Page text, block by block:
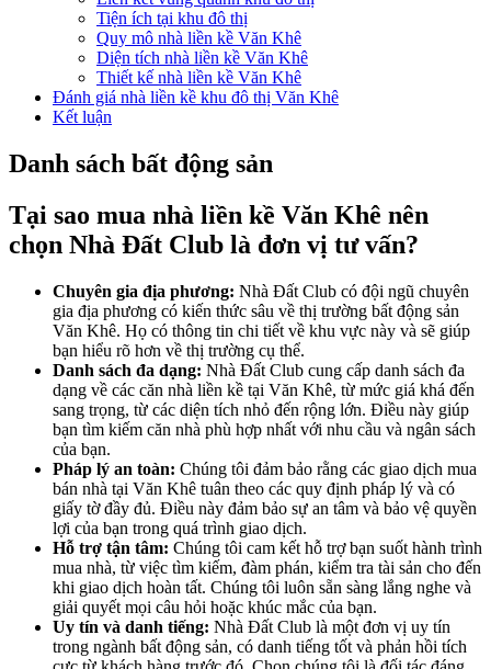
Tiện ích tại khu đô thị
Quy mô nhà liền kề Văn Khê
Diện tích nhà liền kề Văn Khê
Thiết kế nhà liền kề Văn Khê
Đánh giá nhà liền kề khu đô thị Văn Khê
Kết luận
Danh sách bất động sản
Tại sao mua nhà liền kề Văn Khê nên
chọn Nhà Đất Club là đơn vị tư vấn?
Chuyên gia địa phương: Nhà Đất Club có đội ngũ chuyên
gia địa phương có kiến thức sâu về thị trường bất động sản
Văn Khê. Họ có thông tin chi tiết về khu vực này và sẽ giúp
bạn hiểu rõ hơn về thị trường cụ thể.
Danh sách đa dạng: Nhà Đất Club cung cấp danh sách đa
dạng về các căn nhà liền kề tại Văn Khê, từ mức giá khá đến
sang trọng, từ các diện tích nhỏ đến rộng lớn. Điều này giúp
bạn tìm kiếm căn nhà phù hợp nhất với nhu cầu và ngân sách
của bạn.
Pháp lý an toàn: Chúng tôi đảm bảo rằng các giao dịch mua
bán nhà tại Văn Khê tuân theo các quy định pháp lý và có
giấy tờ đầy đủ. Điều này đảm bảo sự an tâm và bảo vệ quyền
lợi của bạn trong quá trình giao dịch.
Hỗ trợ tận tâm: Chúng tôi cam kết hỗ trợ bạn suốt hành trình
mua nhà, từ việc tìm kiếm, đàm phán, kiểm tra tài sản cho đến
khi giao dịch hoàn tất. Chúng tôi luôn sẵn sàng lắng nghe và
giải quyết mọi câu hỏi hoặc khúc mắc của bạn.
Uy tín và danh tiếng: Nhà Đất Club là một đơn vị uy tín
trong ngành bất động sản, có danh tiếng tốt và phản hồi tích